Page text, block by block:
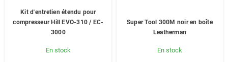
Kit d'entretien étendu pour
compresseur Hill EVO-310 / EC-
3000
En stock
Super Tool 300M noir en boîte
Leatherman
En stock